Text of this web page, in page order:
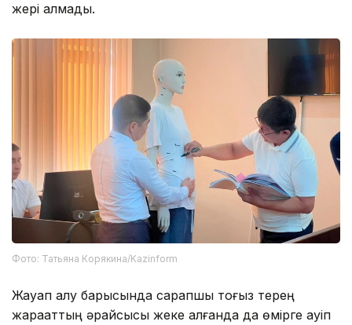
жері қалмады.
Фото: Татьяна Корякина/Kazinform
Жауап алу барысында сарапшы тоғыз терең
жарақаттың әрқайсысы жеке алғанда да өмірге қауіп